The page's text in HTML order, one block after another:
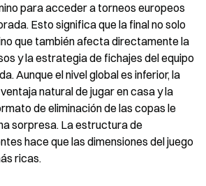
para acceder a torneos europeos
Esto significa que la final no solo
que también afecta directamente la
y la estrategia de fichajes del equipo
Aunque el nivel global es inferior, la
natural de jugar en casa y la
de eliminación de las copas le
sorpresa. La estructura de
hace que las dimensiones del juego
ricas.